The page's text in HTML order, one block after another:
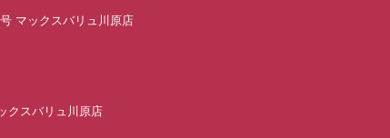
マックスバリュ川原店
クスバリュ川原店